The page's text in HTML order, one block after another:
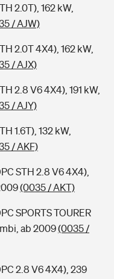
2.0T), 162 kW,
/ AJW)
2.0T 4X4), 162 kW,
/ AJX)
2.8 V6 4X4), 191 kW,
/ AJY)
1.6T), 132 kW,
/ AKF)
STH 2.8 V6 4X4),
(0035 / AKT)
SPORTS TOURER
ab 2009(0035 /
2.8 V6 4X4), 239